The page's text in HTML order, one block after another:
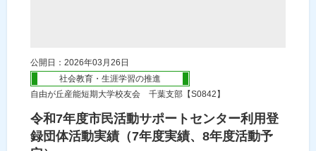
公開日：2026年03月26日
社会教育・生涯学習の推進
自由が丘産能短期大学校友会 千葉支部【S0842】
令和7年度市民活動サポートセンター利用登
録団体活動実績（7年度実績、8年度活動予